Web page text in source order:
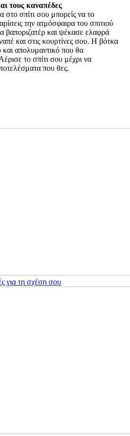
τους καναπέδες
στο σπίτι σου μπορείς να το
την ατμόσφαιρα του σπιτιού
βαποριζατέρ και ψέκασε ελαφρά
και στις κουρτίνες σου. Η βότκα
και απολυμαντικό που θα
το σπίτι σου μέχρι να
που θες.
για τη σχέση σου